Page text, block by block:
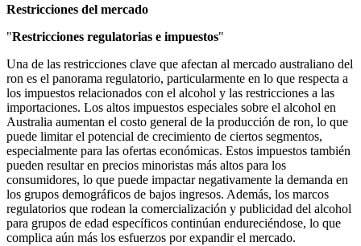
Restricciones del mercado
"Restricciones regulatorias e impuestos"
Una de las restricciones clave que afectan al mercado australiano del
ron es el panorama regulatorio, particularmente en lo que respecta a
los impuestos relacionados con el alcohol y las restricciones a las
importaciones. Los altos impuestos especiales sobre el alcohol en
Australia aumentan el costo general de la producción de ron, lo que
puede limitar el potencial de crecimiento de ciertos segmentos,
especialmente para las ofertas económicas. Estos impuestos también
pueden resultar en precios minoristas más altos para los
consumidores, lo que puede impactar negativamente la demanda en
los grupos demográficos de bajos ingresos. Además, los marcos
regulatorios que rodean la comercialización y publicidad del alcohol
para grupos de edad específicos continúan endureciéndose, lo que
complica aún más los esfuerzos por expandir el mercado.